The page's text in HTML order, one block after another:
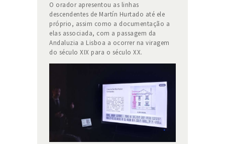
O orador apresentou as linhas
descendentes de Martín Hurtado até ele
próprio, assim como a documentação a
elas associada, com a passagem da
Andaluzia a Lisboa a ocorrer na viragem
do século XIX para o século XX.